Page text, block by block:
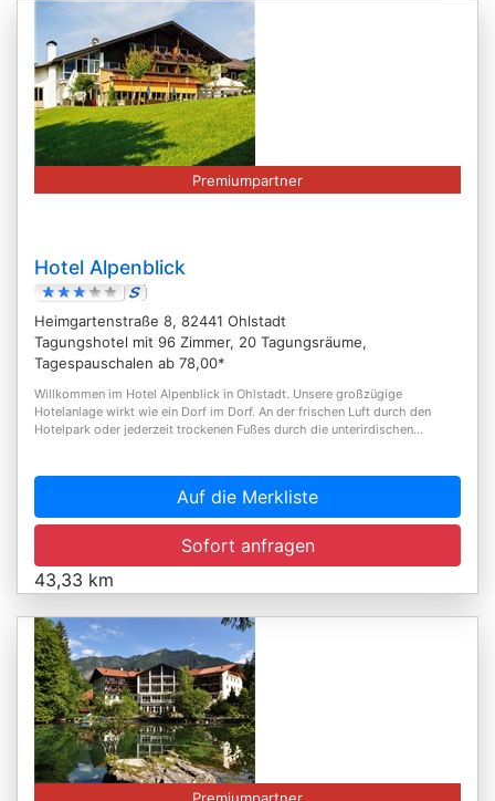
Premiumpartner
Hotel Alpenblick
Heimgartenstraße 8, 82441 Ohlstadt
Tagungshotel mit 96 Zimmer, 20 Tagungsräume,
Tagespauschalen ab 78,00*
Willkommen im Hotel Alpenblick in Ohlstadt. Unsere großzügige
Hotelanlage wirkt wie ein Dorf im Dorf. An der frischen Luft durch den
Hotelpark oder jederzeit trockenen Fußes durch die unterirdischen...
Auf die Merkliste
Sofort anfragen
43,33 km
Premiumpartner